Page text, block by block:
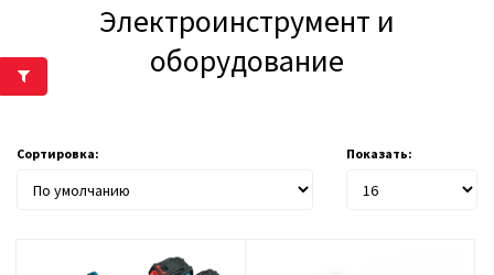
Электроинструмент и
оборудование
Сортировка: Показать: